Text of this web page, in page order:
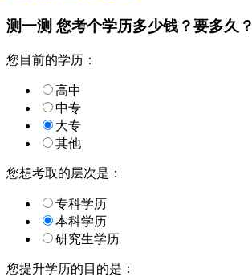
测一测 您考个学历多少钱？要多久？
您目前的学历：
高中
中专
大专
其他
您想考取的层次是：
专科学历
本科学历
研究生学历
您提升学历的目的是：